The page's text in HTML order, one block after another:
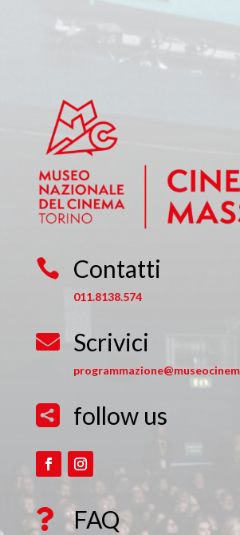
 Contatti
011.8138.574
 Scrivici
 follow us
 FAQ